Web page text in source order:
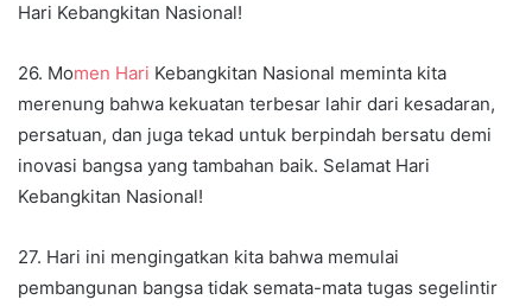
Hari Kebangkitan Nasional!
26. Momen Hari Kebangkitan Nasional meminta kita
merenung bahwa kekuatan terbesar lahir dari kesadaran,
persatuan, dan juga tekad untuk berpindah bersatu demi
inovasi bangsa yang tambahan baik. Selamat Hari
Kebangkitan Nasional!
27. Hari ini mengingatkan kita bahwa memulai
pembangunan bangsa tidak semata-mata tugas segelintir